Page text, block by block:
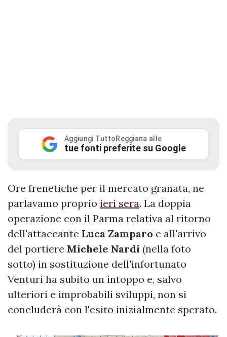
Aggiungi TuttoReggiana alle
tue fonti preferite su Google
Ore frenetiche per il mercato granata, ne
parlavamo proprio ieri sera. La doppia
operazione con il Parma relativa al ritorno
dell'attaccante Luca Zamparo e all'arrivo
del portiere Michele Nardi (nella foto
sotto) in sostituzione dell'infortunato
Venturi ha subito un intoppo e, salvo
ulteriori e improbabili sviluppi, non si
concluderà con l'esito inizialmente sperato.